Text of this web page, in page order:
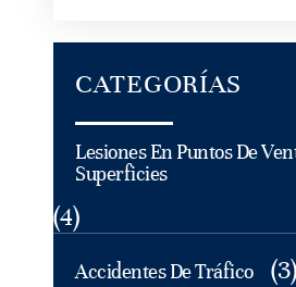
CATEGORÍAS
Lesiones En Puntos De
Superficies
(4)
Accidentes De Tráfico (3)